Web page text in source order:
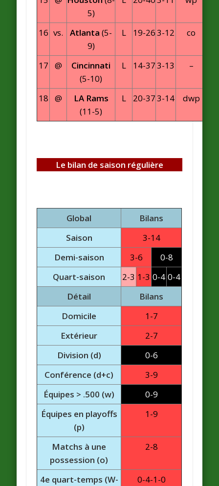
5)
16 vs. Atlanta (5-
9)
L 19-263-12 co
17 @
Cincinnati
(5-10)
L 14-373-13 –
18 @
LA Rams
(11-5)
L 20-373-14 dwp
Le bilan de saison régulière
Global
Bilans
Saison
3-14
Demi-saison
3-6
0-8
Quart-saison
2-3 1-3 0-4 0-4
Détail
Bilans
Domicile
1-7
Extérieur
2-7
Division (d)
0-6
Conférence (d+c)
3-9
Équipes > .500 (w)
0-9
Équipes en playoffs
(p)
1-9
Matchs à une
possession (o)
2-8
4e quart-temps (W-
0-4-1-0